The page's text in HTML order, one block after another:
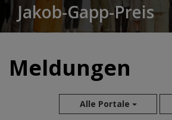
Jakob-Gapp-Preis
Meldungen
Alle Portale